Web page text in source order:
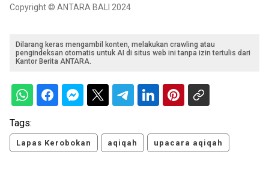
Copyright © ANTARA BALI 2024
Dilarang keras mengambil konten, melakukan crawling atau
pengindeksan otomatis untuk AI di situs web ini tanpa izin tertulis dari
Kantor Berita ANTARA.
Tags:
Lapas Kerobokan aqiqah upacara aqiqah